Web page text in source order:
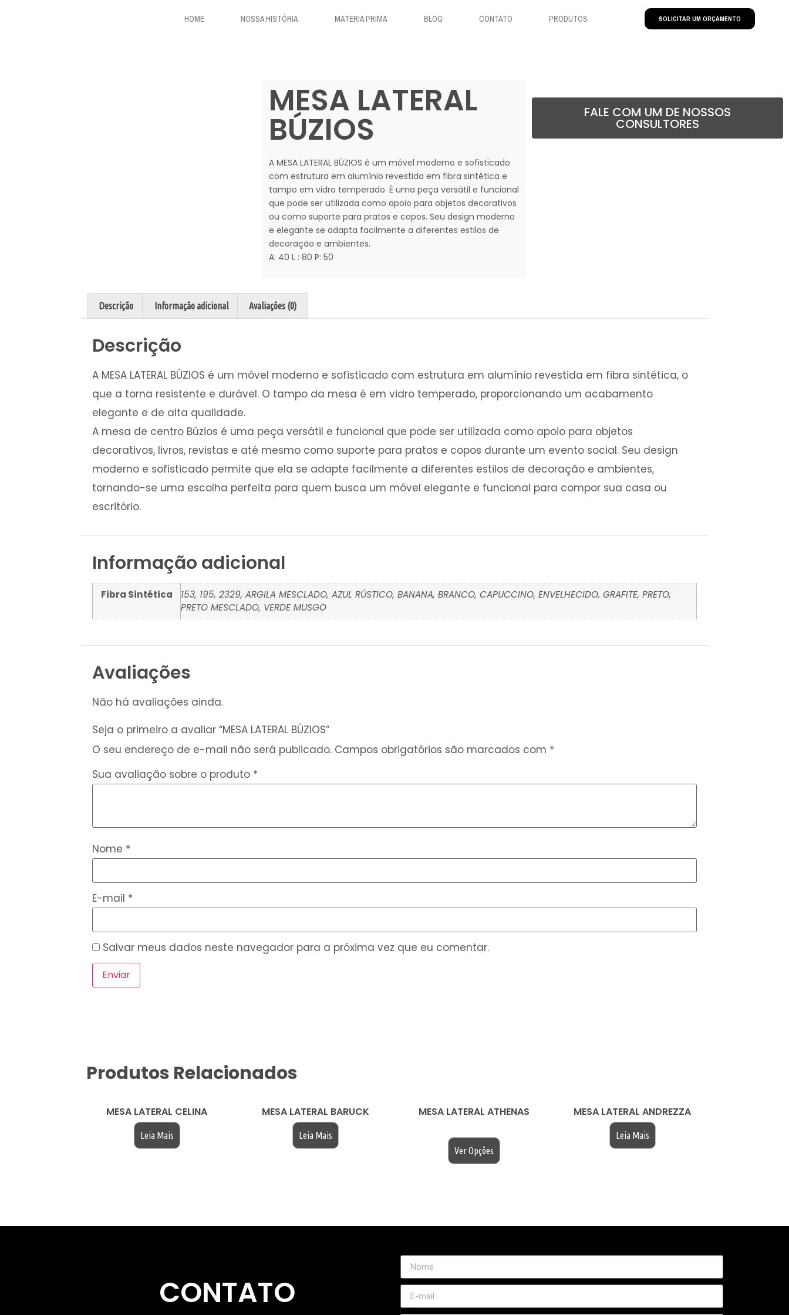
HOME NOSSA HISTÓRIA MATERIA PRIMA BLOG CONTATO PRODUTOS SOLICITAR UM ORÇAMENTO
MESA LATERAL
BÚZIOS
A MESA LATERAL BÚZIOS é um móvel moderno e sofisticado
com estrutura em alumínio revestida em fibra sintética e
tampo em vidro temperado. É uma peça versátil e funcional
que pode ser utilizada como apoio para objetos decorativos
ou como suporte para pratos e copos. Seu design moderno
e elegante se adapta facilmente a diferentes estilos de
decoração e ambientes.
A: 40 L : 80 P: 50
FALE COM UM DE NOSSOS
CONSULTORES
Descrição Informação adicional Avaliações (0)
Descrição
A MESA LATERAL BÚZIOS é um móvel moderno e sofisticado com estrutura em alumínio revestida em fibra sintética, o
que a torna resistente e durável. O tampo da mesa é em vidro temperado, proporcionando um acabamento
elegante e de alta qualidade.
A mesa de centro Búzios é uma peça versátil e funcional que pode ser utilizada como apoio para objetos
decorativos, livros, revistas e até mesmo como suporte para pratos e copos durante um evento social. Seu design
moderno e sofisticado permite que ela se adapte facilmente a diferentes estilos de decoração e ambientes,
tornando-se uma escolha perfeita para quem busca um móvel elegante e funcional para compor sua casa ou
escritório.
Informação adicional
Fibra Sintética
153, 195, 2329, ARGILA MESCLADO, AZUL RÚSTICO, BANANA, BRANCO, CAPUCCINO, ENVELHECIDO, GRAFITE, PRETO,
PRETO MESCLADO, VERDE MUSGO
Avaliações
Não há avaliações ainda.
Seja o primeiro a avaliar “MESA LATERAL BÚZIOS”
O seu endereço de e-mail não será publicado. Campos obrigatórios são marcados com *
Sua avaliação sobre o produto *
Nome *
E-mail *
Salvar meus dados neste navegador para a próxima vez que eu comentar.
Produtos Relacionados
MESA LATERAL CELINA
Leia Mais
MESA LATERAL BARUCK
Leia Mais
MESA LATERAL ATHENAS
Ver Opções
MESA LATERAL ANDREZZA
Leia Mais
CONTATO